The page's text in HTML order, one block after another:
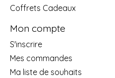
Coffrets Cadeaux
Mon compte
S'inscrire
Mes commandes
Ma liste de souhaits